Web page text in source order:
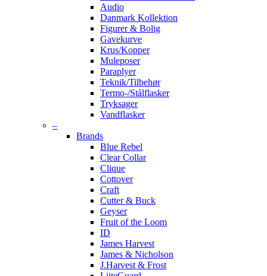
Audio
Danmark Kollektion
Figurer & Bolig
Gavekurve
Krus/Kopper
Muleposer
Paraplyer
Teknik/Tilbehør
Termo-/Stålflasker
Tryksager
Vandflasker
–
Brands
Blue Rebel
Clear Collar
Clique
Cottover
Craft
Cutter & Buck
Geyser
Fruit of the Loom
ID
James Harvest
James & Nicholson
J.Harvest & Frost